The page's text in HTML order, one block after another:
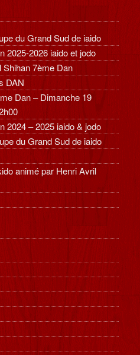
du Grand Sud de iaido
2025-2026 iaido et jodo
7ème Dan
DAN
Dan – Dimanche 19
2024 – 2025 iaido & jodo
du Grand Sud de iaido
animé par Henri Avril